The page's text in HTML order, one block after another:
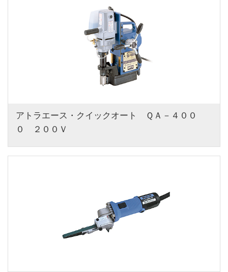
アトラエース・クイックオート　ＱＡ－４００
０　２００Ｖ